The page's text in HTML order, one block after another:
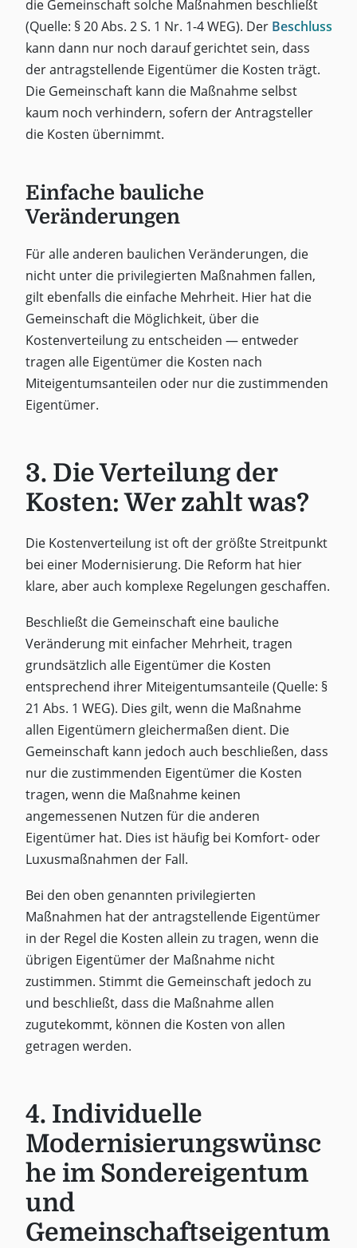
die Gemeinschaft solche Maßnahmen beschließt
(Quelle: § 20 Abs. 2 S. 1 Nr. 1-4 WEG). Der Beschluss
kann dann nur noch darauf gerichtet sein, dass
der antragstellende Eigentümer die Kosten trägt.
Die Gemeinschaft kann die Maßnahme selbst
kaum noch verhindern, sofern der Antragsteller
die Kosten übernimmt.
Einfache bauliche
Veränderungen
Für alle anderen baulichen Veränderungen, die
nicht unter die privilegierten Maßnahmen fallen,
gilt ebenfalls die einfache Mehrheit. Hier hat die
Gemeinschaft die Möglichkeit, über die
Kostenverteilung zu entscheiden — entweder
tragen alle Eigentümer die Kosten nach
Miteigentumsanteilen oder nur die zustimmenden
Eigentümer.
3. Die Verteilung der
Kosten: Wer zahlt was?
Die Kostenverteilung ist oft der größte Streitpunkt
bei einer Modernisierung. Die Reform hat hier
klare, aber auch komplexe Regelungen geschaffen.
Beschließt die Gemeinschaft eine bauliche
Veränderung mit einfacher Mehrheit, tragen
grundsätzlich alle Eigentümer die Kosten
entsprechend ihrer Miteigentumsanteile (Quelle: §
21 Abs. 1 WEG). Dies gilt, wenn die Maßnahme
allen Eigentümern gleichermaßen dient. Die
Gemeinschaft kann jedoch auch beschließen, dass
nur die zustimmenden Eigentümer die Kosten
tragen, wenn die Maßnahme keinen
angemessenen Nutzen für die anderen
Eigentümer hat. Dies ist häufig bei Komfort- oder
Luxusmaßnahmen der Fall.
Bei den oben genannten privilegierten
Maßnahmen hat der antragstellende Eigentümer
in der Regel die Kosten allein zu tragen, wenn die
übrigen Eigentümer der Maßnahme nicht
zustimmen. Stimmt die Gemeinschaft jedoch zu
und beschließt, dass die Maßnahme allen
zugutekommt, können die Kosten von allen
getragen werden.
4. Individuelle
Modernisierungswünsc
he im Sondereigentum
und
Gemeinschaftseigentum